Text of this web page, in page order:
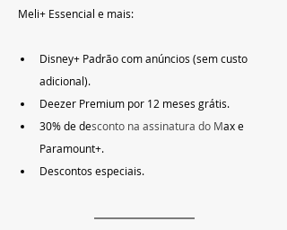
Meli+ Essencial e mais:
Disney+ Padrão com anúncios (sem custo
adicional).
Deezer Premium por 12 meses grátis.
30% de desconto na assinatura do Max e
Paramount+.
Descontos especiais.